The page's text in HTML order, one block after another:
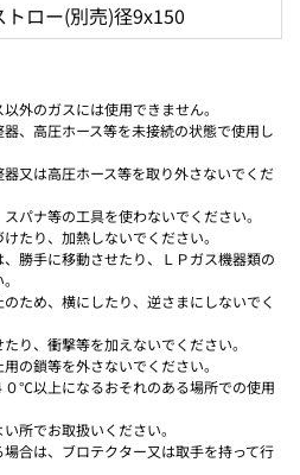
トロー(別売)径9x150
外のガスには使用できません。
、高圧ホース等を未接続の状態で使用し
又は高圧ホース等を取り外さないでくだ
パナ等の工具を使わないでください。
たり、加熱しないでください。
勝手に移動させたり、ＬＰガス機器類の
ため、横にしたり、逆さまにしないでく
り、衝撃等を加えないでください。
の鎖等を外さないでください。
０℃以上になるおそれのある場所での使用
所でお取扱いください。
合は、ブロテクター又は取手を持って行